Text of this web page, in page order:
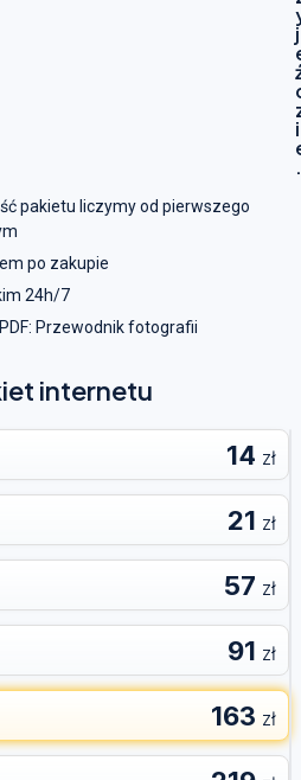
j
i
.
pakietu liczymy od pierwszego
po zakupie
24h/7
Przewodnik fotografii
internetu
14 zł
21 zł
57 zł
91 zł
163 zł